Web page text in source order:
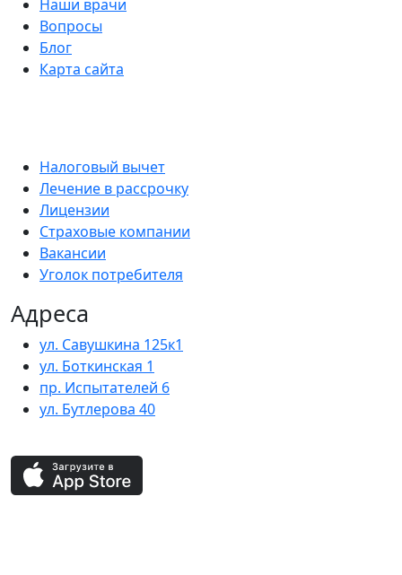
Наши врачи
Вопросы
Блог
Карта сайта
Налоговый вычет
Лечение в рассрочку
Лицензии
Страховые компании
Вакансии
Уголок потребителя
Адреса
ул. Савушкина 125к1
ул. Боткинская 1
пр. Испытателей 6
ул. Бутлерова 40